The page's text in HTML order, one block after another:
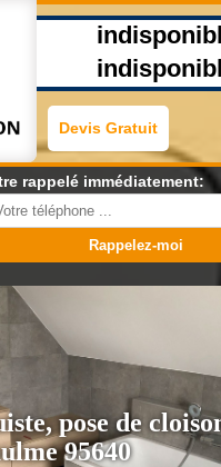
Devis Gratuit
rappelé immédiatement:
pose de
95640